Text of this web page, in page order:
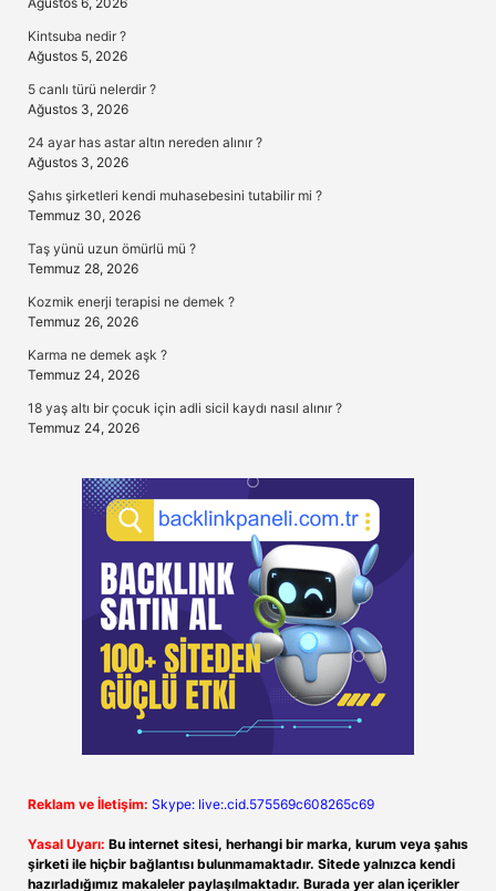
Kintsuba nedir ?
Ağustos 5, 2026
5 canlı türü nelerdir ?
Ağustos 3, 2026
24 ayar has astar altın nereden alınır ?
Ağustos 3, 2026
Şahıs şirketleri kendi muhasebesini tutabilir mi ?
Temmuz 30, 2026
Taş yünü uzun ömürlü mü ?
Temmuz 28, 2026
Kozmik enerji terapisi ne demek ?
Temmuz 26, 2026
Karma ne demek aşk ?
Temmuz 24, 2026
18 yaş altı bir çocuk için adli sicil kaydı nasıl alınır ?
Temmuz 24, 2026
Reklam ve İletişim: Skype: live:.cid.575569c608265c69
Yasal Uyarı: Bu internet sitesi, herhangi bir marka, kurum veya şahıs
şirketi ile hiçbir bağlantısı bulunmamaktadır. Sitede yalnızca kendi
hazırladığımız makaleler paylaşılmaktadır. Burada yer alan içerikler